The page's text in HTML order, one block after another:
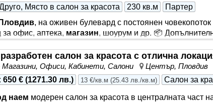
Място в салон за красота
230 кв.м
Партер
Пловдив, на оживен булевард с постоянен
офис, аптека, магазин, шоурум и др. 📦
на ключова локация в гр.Пловдив- на оживен
достъп с градски транспорт и паркоместа в близост.
дейности - аптека, медицински или
мебели, дрехи и др. 💡 Предимства: Голяма
салон за красота с отлична
Офиси, Кабинети, Салони
Център, Пловдив
650 € (1271.30 лв.) 13 €/кв.м (25.43 лв./кв.м) Салон за
наем модерен салон за красота в централната част